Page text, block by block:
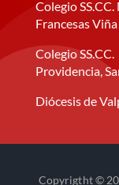
Colegio
Francesas
Colegio SS.CC.
Providencia,
Diócesis de
Copyrigtht ©